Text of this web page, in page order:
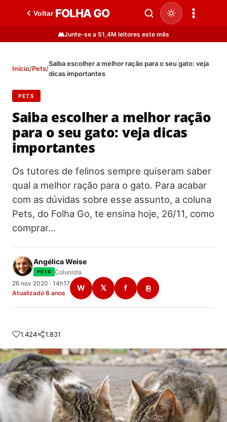
Voltar FOLHA GO
👥Junte-se a 51,4M leitores este mês
Início/Pets/
Saiba escolher a melhor ração para o seu gato: veja
dicas importantes
PETS
Saiba escolher a melhor ração
para o seu gato: veja dicas
importantes
Os tutores de felinos sempre quiseram saber
qual a melhor ração para o gato. Para acabar
com as dúvidas sobre esse assunto, a coluna
Pets, do Folha Go, te ensina hoje, 26/11, como
comprar…
Angélica Weise
PETS
Colunista
26 nov 2020 · 14h17
Atualizado 6 anos
W 𝕏 f ⎘
1.424 1.831